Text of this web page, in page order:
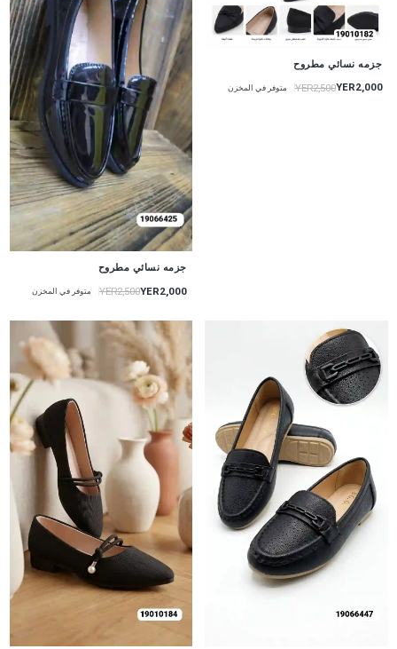
جزمه نسائي مطروح
YER2,000
YER2,500 متوفر في المخزن
جزمه نسائي مطروح
YER2,000
YER2,500 متوفر في المخزن